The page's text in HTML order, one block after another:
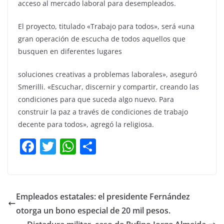
acceso al mercado laboral para desempleados.
El proyecto, titulado «Trabajo para todos», será «una
gran operación de escucha de todos aquellos que
busquen en diferentes lugares
soluciones creativas a problemas laborales», aseguró
Smerilli. «Escuchar, discernir y compartir, creando las
condiciones para que suceda algo nuevo. Para
construir la paz a través de condiciones de trabajo
decente para todos», agregó la religiosa.
F
e
b
T
er
W
s
A
p
ar
Empleados estatales: el presidente Fernández
otorga un bono especial de 20 mil pesos.